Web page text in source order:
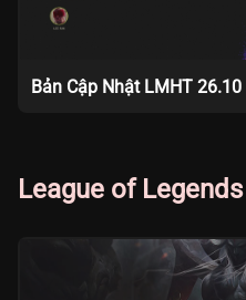
Bản Cập Nhật LMHT
League of Legends